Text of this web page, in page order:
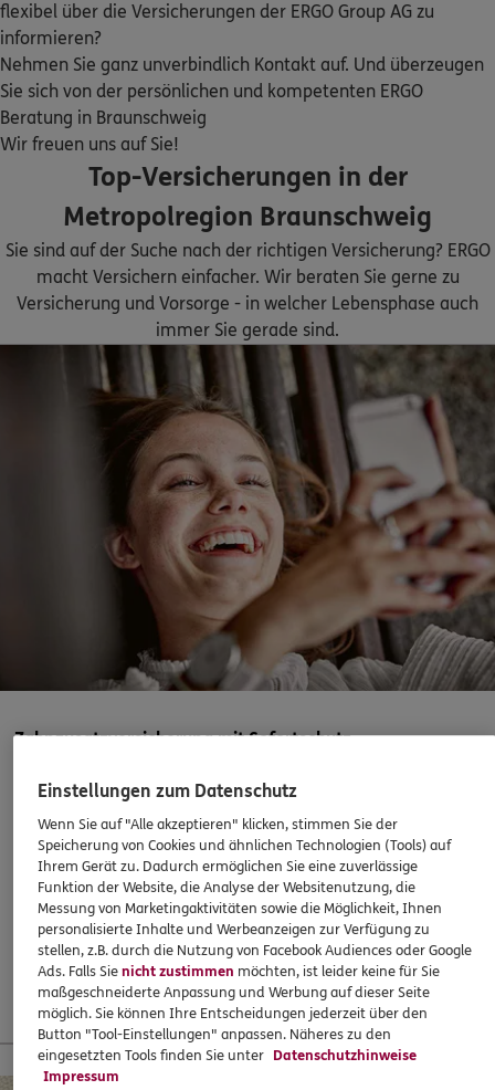
Sascha Leiste-Röhrig
An der Zuckerfabrik 2a/2b,38442 Wolfsburg
(22.4 km)
Homepage besuchen
Marvin Dröge
Homepage besuchen
5/5 ERGO
Michael Harbig
Isenbütteler Weg 43a,38518 Gifhorn(22.8 km)
Homepage besuchen
ERGO
Thierry Mahirwe
Erlenkamp 19 a, 38518 Gifhorn
(24.1 km)
Homepage besuchen
4.8/5 ERGO
Olaf Mitschke
Laagbergstr. 1, 38440 Wolfsburg
(24.8 km)
Homepage besuchen
4.7/5 ERGO
Ronald Wenzel
Lahweg 2,31241 Ilsede(25.7 km)
Homepage besuchen
ERGO
Christian Evers
Porschestr. 35 a,38440 Wolfsburg(25.8 km)
Homepage besuchen
Heiko Hübner
flexibel über die Versicherungen der ERGO Group AG zu
informieren?
Nehmen Sie ganz unverbindlich Kontakt auf. Und überzeugen
Sie sich von der persönlichen und kompetenten ERGO
Beratung in Braunschweig
Wir freuen uns auf Sie!
Top-Versicherungen in der
Metropolregion Braunschweig
Sie sind auf der Suche nach der richtigen Versicherung? ERGO
macht Versichern einfacher. Wir beraten Sie gerne zu
Versicherung und Vorsorge - in welcher Lebensphase auch
immer Sie gerade sind.
Zahnzusatzversicherung mit Sofortschutz
Abschließen, wenn es eigentlich schon zu spät ist? Mit
ERGO klappts! Sogar, wenn die Behandlung bereits
begonnen hat. Oder ein Heil- und Kostenplan vorliegt –
super!
37,60€ monatlich
Mehr erfahren
13 % Startbonus für junge Leute
Einstellungen zum Datenschutz
Wenn Sie auf "Alle akzeptieren" klicken, stimmen Sie der
Speicherung von Cookies und ähnlichen Technologien (Tools) auf
Ihrem Gerät zu. Dadurch ermöglichen Sie eine zuverlässige
Funktion der Website, die Analyse der Websitenutzung, die
Messung von Marketingaktivitäten sowie die Möglichkeit, Ihnen
personalisierte Inhalte und Werbeanzeigen zur Verfügung zu
stellen, z.B. durch die Nutzung von Facebook Audiences oder Google
Ads. Falls Sienicht zustimmen möchten, ist leider keine für Sie
maßgeschneiderte Anpassung und Werbung auf dieser Seite
möglich. Sie können Ihre Entscheidungen jederzeit über den
Button "Tool-Einstellungen" anpassen. Näheres zu den
eingesetzten Tools finden Sie unter Datenschutzhinweise
Impressum